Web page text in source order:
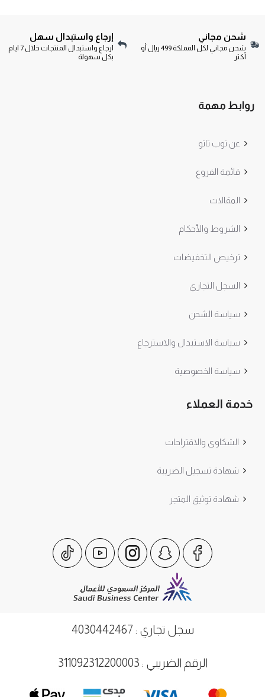
شحن مجاني
شحن مجاني لكل المملكة 499 ريال أو
أكثر
إرجاع واستبدال سهل
ارجاع واستبدال المنتجات خلال 7 ايام
بكل سهولة
روابط مهمة
عن توب تاتو
قائمة الفروع
المقالات
الشروط والأحكام
ترخيص التخفيضات
السجل التجاري
سياسة الشحن
سياسة الاستبدال والاسترجاع
سياسة الخصوصية
خدمة العملاء
الشكاوى والاقتراحات
شهادة تسجيل الضريبة
شهادة توثيق المتجر
سجل تجاري : 4030442467
الرقم الضريبي : 311092312200003